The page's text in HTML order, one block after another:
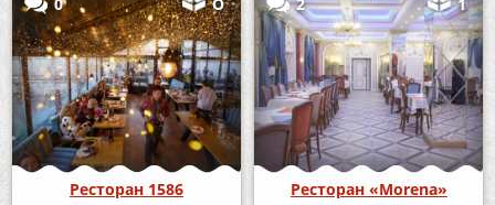
Ресторан 1586 Ресторан «Morena»